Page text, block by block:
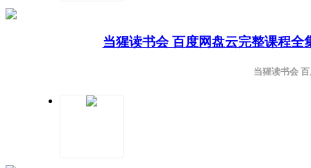
当猩读书会 百度网盘云完整课程全
当猩读书会